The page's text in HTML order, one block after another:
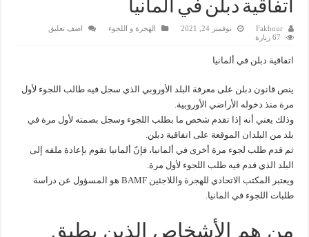
اتفاقية دبلن في ألمانيا
Fakhour نوفمبر 24, 2021 الهجرة و اللجوء
اضف تعليق
67 زيارة
اتفاقية دبلن في ألمانيا
ينص قانون دبلن على معرفة البلد الأوروبي الذي سجل فيه طالب اللجوء لأول
مرة منذ دخوله الأراضي الأوروبية.
وذلك يعني أنه إذا تقدم شخص ما بطلب اللجوء وسجل بصمته لأول مرة في
بلد من البلدان الموقعة على اتفاقية دبلن.
ثم قدم طلب لجوء مرة أخرى في ألمانيا، فإنّ ألمانيا تقوم بإعادة ملفه إلى
البلد الذي قدم فيه طلب اللجوء لأول مرة.
ويعتبر المكتب الاتحادي للهجرة واللاجئين BAMF هو المسؤول عن دراسة
طلبات اللجوء في المانيا.
من هم الأشخاص الذين يطبق